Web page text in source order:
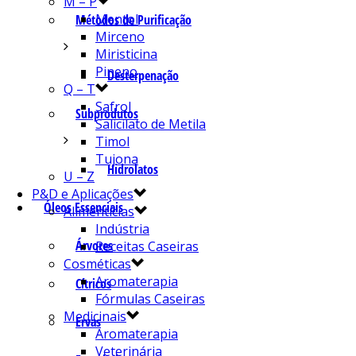
Métodos de Purificação
Desterpenação
Subprodutos
Hidrolatos
Óleos Essenciais
Árvores
Cítricos
Ervas
Mentol
Mirceno
Miristicina
Pineno
Q – T
Safrol
Salicilato de Metila
Timol
Tujona
U – Z
P&D e Aplicações
Alimentícias
Indústria
Receitas Caseiras
Cosméticas
Aromaterapia
Fórmulas Caseiras
Medicinais
Aromaterapia
Veterinária